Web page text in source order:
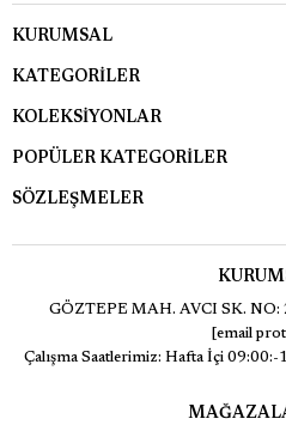
KURUMSAL
KATEGORİLER
KOLEKSİYONLAR
POPÜLER KATEGORİLER
SÖZLEŞMELER
GÖZTEPE MAH. AVCI SK.
[email
Çalışma Saatlerimiz: Hafta İçi